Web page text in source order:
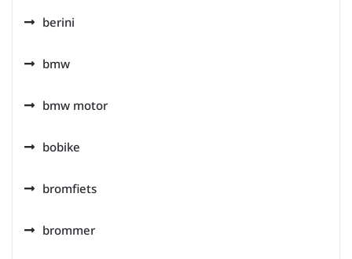
berini
bmw
bmw motor
bobike
bromfiets
brommer